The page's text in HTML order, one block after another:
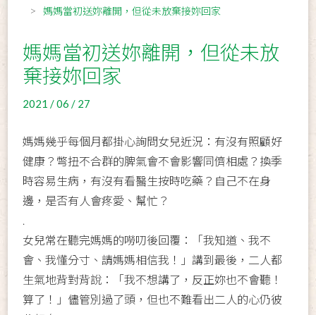
媽媽當初送妳離開，但從未放棄接妳回家
媽媽當初送妳離開，但從未放
棄接妳回家
2021 / 06 / 27
媽媽幾乎每個月都掛心詢問女兒近況：有沒有照顧好
健康？彆扭不合群的脾氣會不會影響同儕相處？換季
時容易生病，有沒有看醫生按時吃藥？自己不在身
邊，是否有人會疼愛、幫忙？
女兒常在聽完媽媽的嘮叨後回覆：「我知道、我不
會、我懂分寸、請媽媽相信我！」講到最後，二人都
生氣地背對背說：「我不想講了，反正妳也不會聽！
算了！」儘管別過了頭，但也不難看出二人的心仍彼